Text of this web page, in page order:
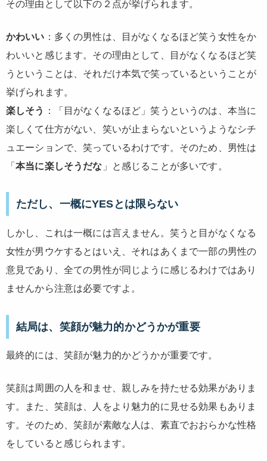
その理由として以下の２点が挙げられます。
かわいい ：多くの男性は、目がなくなるほど笑う女性をか
わいいと感じます。その理由として、目がなくなるほど笑
うということは、それだけ本気で笑っているということが
挙げられます。
楽しそう
：「目がなくなるほど」笑うというのは、本当に
楽しくて仕方がない、笑いが止まらないというようなシチ
ュエーションで、笑っているわけです。そのため、男性は
「本当に楽しそうだな 」と感じることが多いです。
ただし、一概にYESとは限らない
しかし、これは一概には言えません。笑うと目がなくなる
女性が男ウケするとはいえ、それはあくまで一部の男性の
意見であり、全ての男性が同じように感じるわけではあり
ませんから注意は必要ですよ。
結局は、笑顔が魅力的かどうかが重要
最終的には、笑顔が魅力的かどうかが重要です。
笑顔は周囲の人を和ませ、親しみを持たせる効果がありま
す。また、笑顔は、人をより魅力的に見せる効果もありま
す。そのため、笑顔が素敵な人は、素直でおおらかな性格
をしていると感じられます。